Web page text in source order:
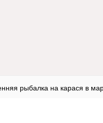
рыбалка на карася в